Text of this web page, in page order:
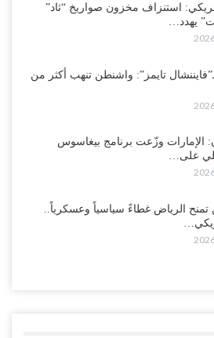
الساحلي المخا- عدن.. هل بدأت المناطق
تشكيل لجان أهلية بأهم مناطق النفط..
التصعيد نحو الخيار العسكري..!
وصراع على السفارات.. أزمة المحاصصة
الريان.. المخابرات السعودية تصفي أبرز
استنزاف مخزون صواريخ “ثاد”
يهدد…
تايمز”: واشنطن تنهب أكثر من
الإمارات وزّعت برنامج بيغاسوس
على…
الرياض غطاءً سياسياً وعسكرياً..